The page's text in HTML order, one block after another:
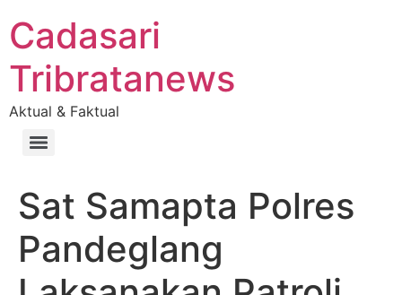
Cadasari
Tribratanews
Aktual & Faktual
Sat Samapta Polres
Pandeglang